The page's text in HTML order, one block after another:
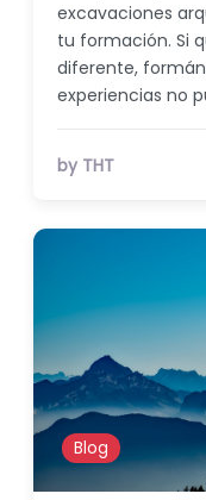
excavaciones
tu formación. Si
diferente,
experiencias no
by THT
Blog